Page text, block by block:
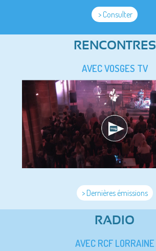
> Consulter
RENCONTRES
AVEC VOSGES TV
> Dernières émissions
RADIO
AVEC RCF LORRAINE